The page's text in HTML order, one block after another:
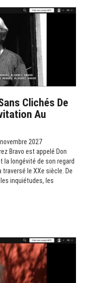
Clichés De
Au
2027
Bravo est appelé Don
la longévité de son regard
le XXe siècle. De
inquiétudes, les